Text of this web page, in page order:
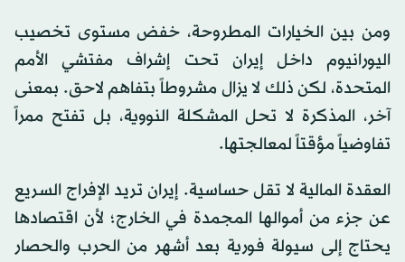
ومن بين الخيارات المطروحة، خفض مستوى تخصيب
اليورانيوم داخل إيران تحت إشراف مفتشي الأمم
المتحدة، لكن ذلك لا يزال مشروطاً بتفاهم لاحق. بمعنى
آخر، المذكرة لا تحل المشكلة النووية، بل تفتح ممراً
تفاوضياً مؤقتاً لمعالجتها.
العقدة المالية لا تقل حساسية. إيران تريد الإفراج السريع
عن جزء من أموالها المجمدة في الخارج؛ لأن اقتصادها
يحتاج إلى سيولة فورية بعد أشهر من الحرب والحصار